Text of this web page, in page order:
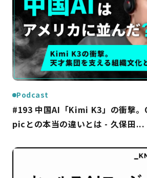
Podcast
#193 中国AI「Kimi K3」の衝撃
picとの本当の違いとは - 久保田...